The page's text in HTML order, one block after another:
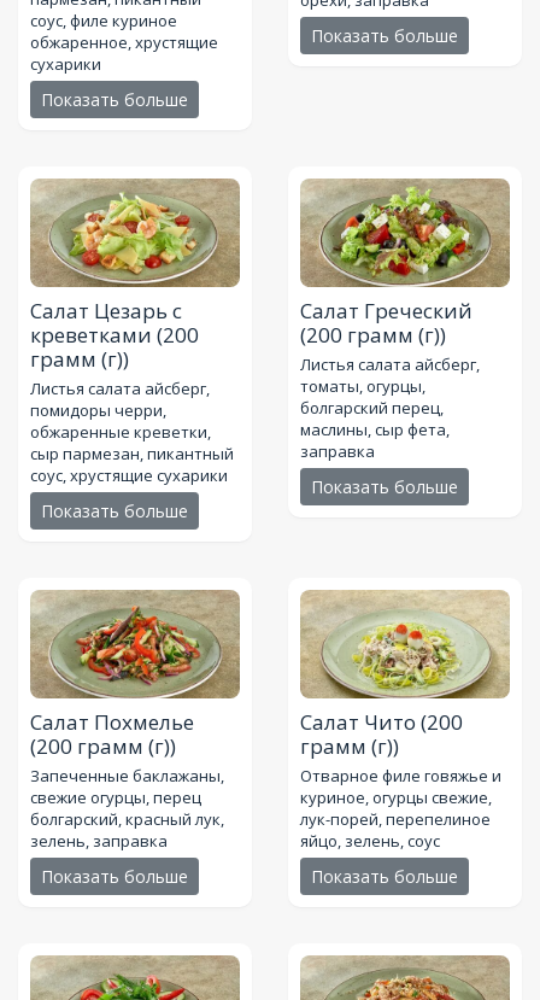
соус, филе куриное
обжаренное, хрустящие
сухарики
Показать больше
Показать больше
Салат Цезарь с
креветками (200
грамм (г))
Листья салата айсберг,
помидоры черри,
обжаренные креветки,
сыр пармезан, пикантный
соус, хрустящие сухарики
Показать больше
Салат Греческий
(200 грамм (г))
Листья салата айсберг,
томаты, огурцы,
болгарский перец,
маслины, сыр фета,
заправка
Показать больше
Салат Похмелье
(200 грамм (г))
Запеченные баклажаны,
свежие огурцы, перец
болгарский, красный лук,
зелень, заправка
Показать больше
Салат Чито (200
грамм (г))
Отварное филе говяжье и
куриное, огурцы свежие,
лук-порей, перепелиное
яйцо, зелень, соус
Показать больше